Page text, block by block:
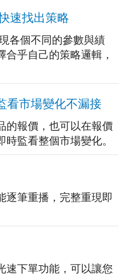
速找出策略
各個不同的參數與績
乎自己的策略邏輯，
看市場變化不漏接
的報價，也可以在報價
監看整個市場變化。
逐筆重播，完整重現即
速下單功能，可以讓您